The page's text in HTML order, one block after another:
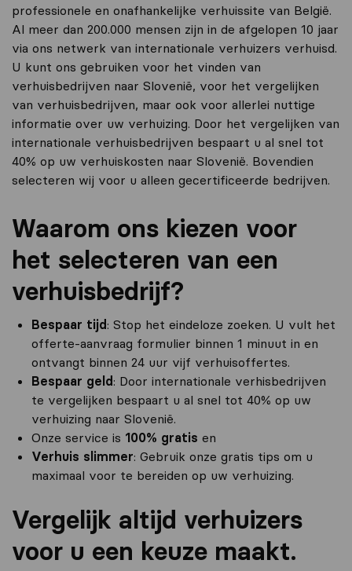
professionele en onafhankelijke verhuissite van België.
Al meer dan 200.000 mensen zijn in de afgelopen 10 jaar
via ons netwerk van internationale verhuizers verhuisd.
U kunt ons gebruiken voor het vinden van
verhuisbedrijven naar Slovenië, voor het vergelijken
van verhuisbedrijven, maar ook voor allerlei nuttige
informatie over uw verhuizing. Door het vergelijken van
internationale verhuisbedrijven bespaart u al snel tot
40% op uw verhuiskosten naar Slovenië. Bovendien
selecteren wij voor u alleen gecertificeerde bedrijven.
Waarom ons kiezen voor
het selecteren van een
verhuisbedrijf?
Bespaar tijd : Stop het eindeloze zoeken. U vult het
offerte-aanvraag formulier binnen 1 minuut in en
ontvangt binnen 24 uur vijf verhuisoffertes.
Bespaar geld : Door internationale verhisbedrijven
te vergelijken bespaart u al snel tot 40% op uw
verhuizing naar Slovenië.
Onze service is 100% gratis en
Verhuis slimmer: Gebruik onze gratis tips om u
maximaal voor te bereiden op uw verhuizing.
Vergelijk altijd verhuizers
voor u een keuze maakt.